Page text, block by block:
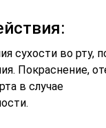
сухости во рту,
Покраснение,
в случае